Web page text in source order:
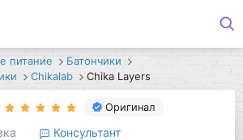
питание
Батончики
Chikalab Chika Layers
Оригинал
Консультант